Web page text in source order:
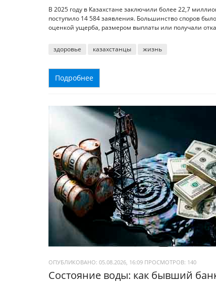
В 2025 году в Казахстане заключили более 22,7
поступило 14 584 заявления. Большинство споров
оценкой ущерба, размером выплаты или получали
здоровье казахстанцы жизнь
Подробнее
ОПУБЛИКОВАНО: 05.08.2026, 16:09 ПРОСМОТРОВ: 140
Состояние воды: как бывший